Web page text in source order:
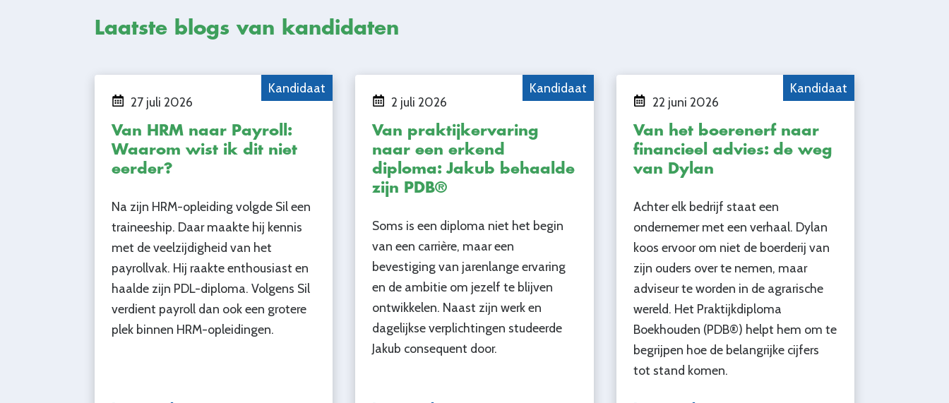
Laatste blogs van kandidaten
Kandidaat
27 juli 2026
Van HRM naar Payroll:
Waarom wist ik dit niet
eerder?
Na zijn HRM-opleiding volgde Sil een
traineeship. Daar maakte hij kennis
met de veelzijdigheid van het
payrollvak. Hij raakte enthousiast en
haalde zijn PDL-diploma. Volgens Sil
verdient payroll dan ook een grotere
plek binnen HRM-opleidingen.
Kandidaat
2 juli 2026
Van praktijkervaring
naar een erkend
diploma: Jakub behaalde
zijn PDB®
Soms is een diploma niet het begin
van een carrière, maar een
bevestiging van jarenlange ervaring
en de ambitie om jezelf te blijven
ontwikkelen. Naast zijn werk en
dagelijkse verplichtingen studeerde
Jakub consequent door.
Kandidaat
22 juni 2026
Van het boerenerf naar
financieel advies: de weg
van Dylan
Achter elk bedrijf staat een
ondernemer met een verhaal. Dylan
koos ervoor om niet de boerderij van
zijn ouders over te nemen, maar
adviseur te worden in de agrarische
wereld. Het Praktijkdiploma
Boekhouden (PDB®) helpt hem om te
begrijpen hoe de belangrijke cijfers
tot stand komen.